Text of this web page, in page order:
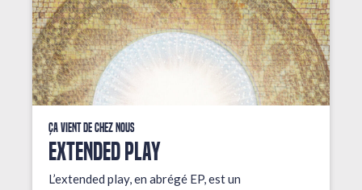
Ça vient de chez nous
EXTENDED PLAY
L’extended play, en abrégé EP, est un